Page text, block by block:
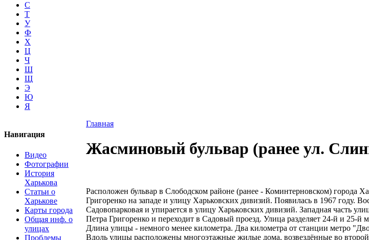
С
Т
У
Ф
Х
Ц
Ч
Ш
Щ
Э
Ю
Я
Навигация
Видео
Фотографии
История
Харькова
Статьи о
Харькове
Карты города
Общая инф. о
улицах
Проблемы
Главная
Жасминовый бульвар (ранее ул.
Расположен бульвар в Слободском районе (ранее - Коминтерновском) города
Григоренко на западе и улицу Харьковских дивизий. Появилась в 1967 году.
Садовопарковая и упирается в улицу Харьковских дивизий. Западная часть
Петра Григоренко и переходит в Садовый проезд. Улица разделяет 24-й и 25-й
Длина улицы - немного менее километра. Два километра от станции метро
Вдоль улицы расположены многоэтажные жилые дома, возвездённые во